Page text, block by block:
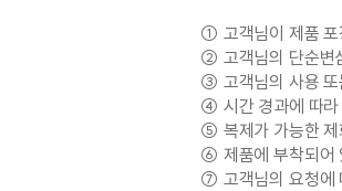
① 고객님이 제품 포
② 고객님의 단순변
③ 고객님의 사용 또
④ 시간 경과에 따라
⑤ 복제가 가능한 제
⑥ 제품에 부착되어
⑦ 고객님의 요청에